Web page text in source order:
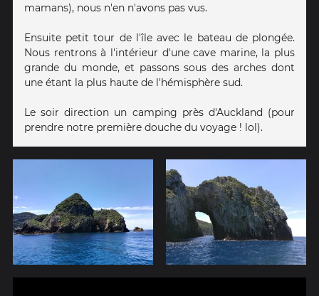
mamans), nous n'en n'avons pas vus.
Ensuite petit tour de l'île avec le bateau de plongée.
Nous rentrons à l'intérieur d'une cave marine, la plus
grande du monde, et passons sous des arches dont
une étant la plus haute de l'hémisphère sud.
Le soir direction un camping près d'Auckland (pour
prendre notre première douche du voyage ! lol).